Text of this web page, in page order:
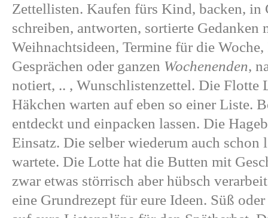
Zettellisten. Kaufen fürs Kind, backen, in
schreiben, antworten, sortierte Gedanken
Weihnachtsideen, Termine für die
Gesprächen oder ganzen Wochenenden,
notiert, .. , Wunschlistenzettel. Die Flotte
Häkchen warten auf eben so einer Liste.
entdeckt und einpacken lassen. Die
Einsatz. Die selber wiederum auch schon
wartete. Die Lotte hat die Butten mit
zwar etwas störrisch aber hübsch
eine Grundrezept für eure Ideen. Süß